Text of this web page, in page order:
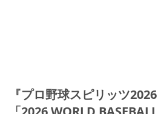
『プロ野球スピリッツ